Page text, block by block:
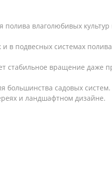
полива влаголюбивых
в подвесных системах
стабильное вращение даже
большинства садовых систем.
и ландшафтном дизайне.